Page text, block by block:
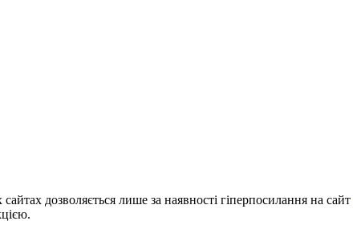
дозволяється лише за наявності гіперпосилання на сайт